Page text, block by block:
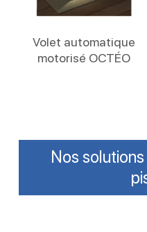
Volet automatique
motorisé OCTÉO
Nos